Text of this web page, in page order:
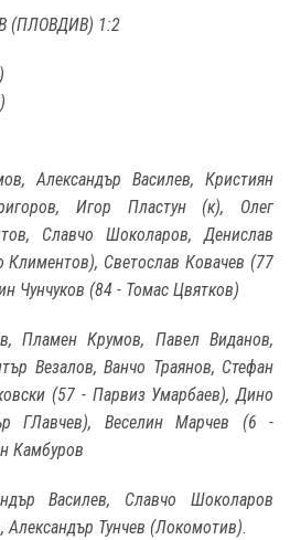
(ПЛОВДИВ) 1:2
Александър Василев, Кристиян
Игор Пластун (к), Олег
Славчо Шоколаров, Денислав
Светослав Ковачев (77
Чунчуков (84 - Томас Цвятков)
Пламен Крумов, Павел Виданов,
Везалов, Ванчо Траянов, Стефан
(57 - Парвиз Умарбаев), Дино
ГЛавчев), Веселин Марчев (6 -
Камбуров
Василев, Славчо Шоколаров
Тунчев (Локомотив).